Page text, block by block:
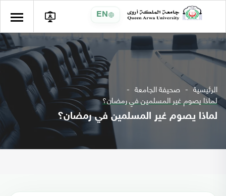
EN
الرئيسية صحيفة الجامعة
لماذا يصوم غير المسلمين في رمضان؟
لماذا يصوم غير المسلمين في رمضان؟